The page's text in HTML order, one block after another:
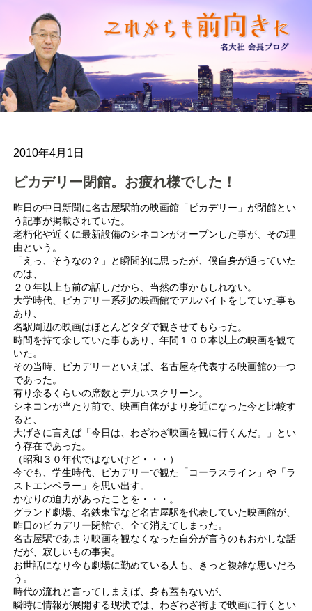
2010年4月1日
ピカデリー閉館。お疲れ様でした！
昨日の中日新聞に名古屋駅前の映画館「ピカデリー」が閉館とい
う記事が掲載されていた。
老朽化や近くに最新設備のシネコンがオープンした事が、その理
由という。
「えっ、そうなの？」と瞬間的に思ったが、僕自身が通っていた
のは、
２０年以上も前の話しだから、当然の事かもしれない。
大学時代、ピカデリー系列の映画館でアルバイトをしていた事も
あり、
名駅周辺の映画はほとんどタダで観させてもらった。
時間を持て余していた事もあり、年間１００本以上の映画を観て
いた。
その当時、ピカデリーといえば、名古屋を代表する映画館の一つ
であった。
有り余るくらいの席数とデカいスクリーン。
シネコンが当たり前で、映画自体がより身近になった今と比較す
ると、
大げさに言えば「今日は、わざわざ映画を観に行くんだ。」とい
う存在であった。
（昭和３０年代ではないけど・・・）
今でも、学生時代、ピカデリーで観た「コーラスライン」や「ラ
ストエンペラー」を思い出す。
かなりの迫力があったことを・・・。
グランド劇場、名鉄東宝など名古屋駅を代表していた映画館が、
昨日のピカデリー閉館で、全て消えてしまった。
名古屋駅であまり映画を観なくなった自分が言うのもおかしな話
だが、寂しいもの事実。
お世話になり今も劇場に勤めている人も、きっと複雑な思いだろ
う。
時代の流れと言ってしまえば、身も蓋もないが、
瞬時に情報が展開する現状では、わざわざ街まで映画に行くとい